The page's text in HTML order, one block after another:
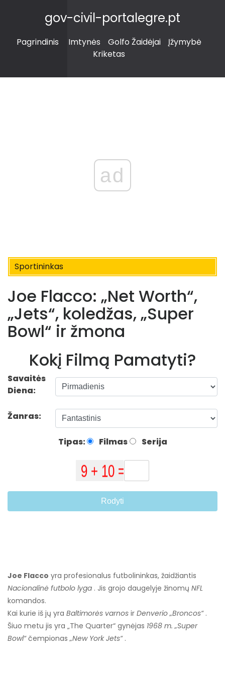
gov-civil-portalegre.pt
Pagrindinis Imtynės Golfo Žaidėjai
Įžymybė
Kriketas
ad
Sportininkas
Joe Flacco: „Net Worth“,
„Jets“, koledžas, „Super
Bowl“ ir žmona
Kokį Filmą Pamatyti?
Savaitės
Diena:
Žanras:
Tipas: Filmas Serija
Rodyti
Joe Flacco yra profesionalus futbolininkas, žaidžiantis
Nacionalinė futbolo lyga . Jis grojo daugelyje žinomų NFL
komandos.
Kai kurie iš jų yra Baltimorės varnos ir Denverio „Broncos“.
Šiuo metu jis yra „The Quarter“ gynėjas 1968 m. „Super
Bowl“čempionas„New York Jets“.